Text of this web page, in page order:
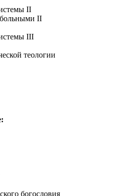
II
II
III
теологии
богословия